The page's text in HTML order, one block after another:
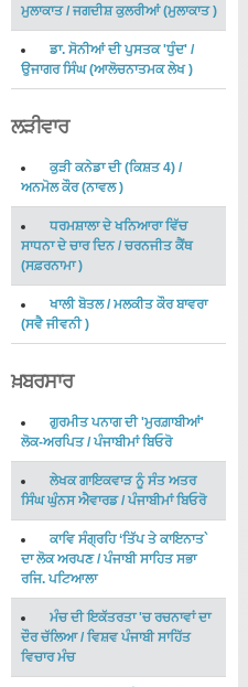
ਮੁਲਾਕਾਤ/ ਜਗਦੀਸ਼ ਕੁਲਰੀਆਂ(ਮੁਲਾਕਾਤ)
ਡਾ. ਸੋਨੀਆਂ ਦੀ ਪੁਸਤਕ 'ਧੁੰਦ' /
ਉਜਾਗਰ ਸਿੰਘ(ਆਲੋਚਨਾਤਮਕ ਲੇਖ)
ਲੜੀਵਾਰ
ਕੁੜੀ ਕਨੇਡਾ ਦੀ (ਕਿਸ਼ਤ 4) /
ਅਨਮੋਲ ਕੌਰ(ਨਾਵਲ)
ਧਰਮਸ਼ਾਲਾ ਦੇ ਖਨਿਆਰਾ ਵਿੱਚ
ਸਾਧਨਾ ਦੇ ਚਾਰ ਦਿਨ/ ਚਰਨਜੀਤ ਕੈਂਥ
(ਸਫ਼ਰਨਾਮਾ)
ਖਾਲੀ ਬੋਤਲ/ਮਲਕੀਤ ਕੌਰ ਬਾਵਰਾ
(ਸਵੈ ਜੀਵਨੀ)
ਖ਼ਬਰਸਾਰ
ਗੁਰਮੀਤ ਪਨਾਗ ਦੀ 'ਮੁਰਗ਼ਾਬੀਆਂ'
ਲੋਕ-ਅਰਪਿਤ/ਪੰਜਾਬੀਮਾਂ ਬਿਓਰੋ
ਲੇਖਕ ਗਾਇਕਵਾੜ ਨੂੰ ਸੰਤ ਅਤਰ
ਸਿੰਘ ਘੁੰਨਸ ਐਵਾਰਡ/ ਪੰਜਾਬੀਮਾਂ ਬਿਓਰੋ
ਕਾਵਿ ਸੰਗ੍ਰਹਿ ‘ਤਿੱਪ ਤੇ ਕਾਇਨਾਤ`
ਦਾ ਲੋਕ ਅਰਪਣ/ਪੰਜਾਬੀ ਸਾਹਿਤ ਸਭਾ
ਰਜਿ. ਪਟਿਆਲਾ
ਮੰਚ ਦੀ ਇਕੱਤਰਤਾ 'ਚ ਰਚਨਾਵਾਂ ਦਾ
ਦੌਰ ਚੱਲਿਆ/ ਵਿਸ਼ਵ ਪੰਜਾਬੀ ਸਾਹਿੱਤ
ਵਿਚਾਰ ਮੰਚ